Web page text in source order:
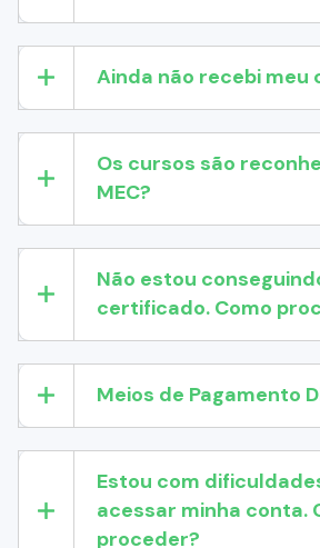
Ainda não recebi
Os cursos são
MEC?
Não estou
certificado. Como
Meios de Pagamento
Estou com
acessar minha conta.
proceder?